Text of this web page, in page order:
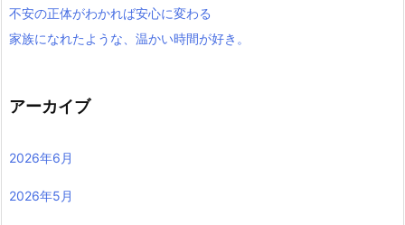
不安の正体がわかれば安心に変わる
家族になれたような、温かい時間が好き。
アーカイブ
2026年6月
2026年5月